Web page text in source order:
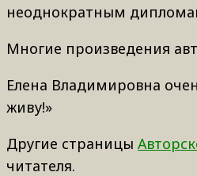
неоднократным
Многие произведения
Елена Владимировна
живу!»
Другие страницы
читателя.